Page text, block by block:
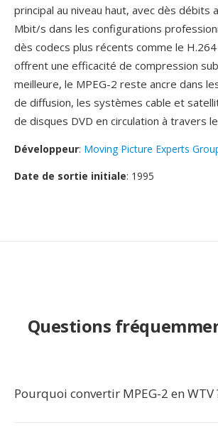
principal au niveau haut, avec dès débits
Mbit/s dans les configurations
dès codecs plus récents comme le
offrent une efficacité de compression
meilleure, le MPEG-2 reste ancre dans
de diffusion, les systèmes cable et
de disques DVD en circulation à travers
Développeur: Moving Picture Experts
Date de sortie initiale: 1995
Questions
Pourquoi convertir MPEG-2 en WTV